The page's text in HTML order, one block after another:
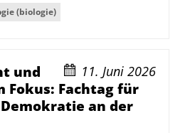
(biologie)
11. Juni 2026
und
Fokus: Fachtag für
an der